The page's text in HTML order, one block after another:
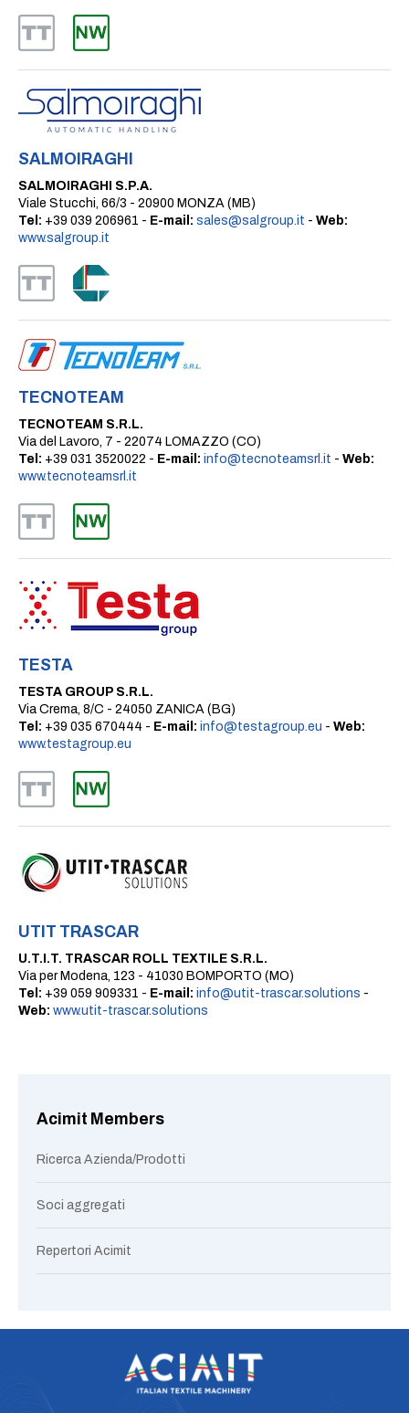
SALMOIRAGHI
SALMOIRAGHI S.P.A.
Viale Stucchi, 66/3 - 20900 MONZA (MB)
Tel: +39 039 206961 - E-mail: sales@salgroup.it - Web:
www.salgroup.it
TECNOTEAM
TECNOTEAM S.R.L.
Via del Lavoro, 7 - 22074 LOMAZZO (CO)
Tel: +39 031 3520022 - E-mail: info@tecnoteamsrl.it - Web:
www.tecnoteamsrl.it
TESTA
TESTA GROUP S.R.L.
Via Crema, 8/C - 24050 ZANICA (BG)
Tel: +39 035 670444 - E-mail: info@testagroup.eu - Web:
www.testagroup.eu
UTIT TRASCAR
U.T.I.T. TRASCAR ROLL TEXTILE S.R.L.
Via per Modena, 123 - 41030 BOMPORTO (MO)
Tel: +39 059 909331 - E-mail: info@utit-trascar.solutions -
Web: www.utit-trascar.solutions
Acimit Members
Ricerca Azienda/Prodotti
Soci aggregati
Repertori Acimit